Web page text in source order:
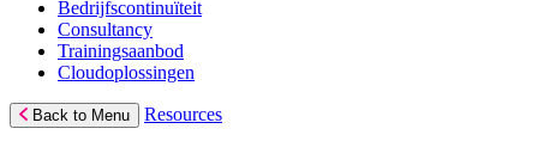
Bedrijfscontinuïteit
Consultancy
Trainingsaanbod
Cloudoplossingen
Back to Menu Resources